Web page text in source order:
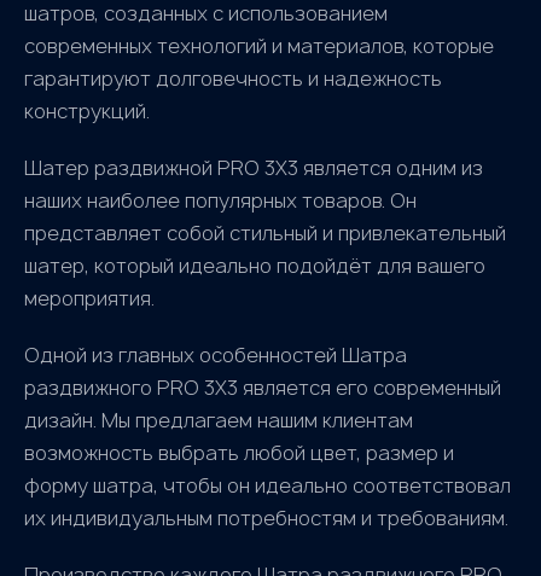
шатров, созданных с использованием
современных технологий и материалов, которые
гарантируют долговечность и надежность
конструкций.
Шатер раздвижной PRO 3X3 является одним из
наших наиболее популярных товаров. Он
представляет собой стильный и привлекательный
шатер, который идеально подойдёт для вашего
мероприятия.
Одной из главных особенностей Шатра
раздвижного PRO 3X3 является его современный
дизайн. Мы предлагаем нашим клиентам
возможность выбрать любой цвет, размер и
форму шатра, чтобы он идеально соответствовал
их индивидуальным потребностям и требованиям.